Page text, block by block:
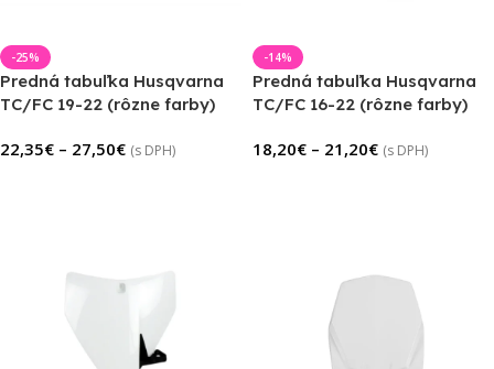
-25%
Predná tabuľka Husqvarna
TC/FC 19-22 (rôzne farby)
22,35€ – 27,50€ (s DPH)
-14%
Predná tabuľka Husqvarna
TC/FC 16-22 (rôzne farby)
18,20€ – 21,20€ (s DPH)